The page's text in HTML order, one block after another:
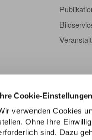
Cookie-Einstellungen
verwenden Cookies
Ohne Ihre
sind. Dazu